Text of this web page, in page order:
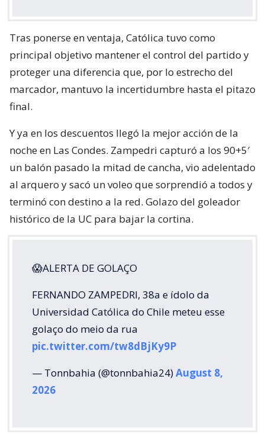
Tras ponerse en ventaja, Católica tuvo como
principal objetivo mantener el control del partido y
proteger una diferencia que, por lo estrecho del
marcador, mantuvo la incertidumbre hasta el pitazo
final.
Y ya en los descuentos llegó la mejor acción de la
noche en Las Condes. Zampedri capturó a los 90+5′
un balón pasado la mitad de cancha, vio adelentado
al arquero y sacó un voleo que sorprendió a todos y
terminó con destino a la red. Golazo del goleador
histórico de la UC para bajar la cortina.
😱ALERTA DE GOLAÇO
FERNANDO ZAMPEDRI, 38a e ídolo da
Universidad Católica do Chile meteu esse
golaço do meio da rua
pic.twitter.com/tw8dBjKy9P
— Tonnbahia (@tonnbahia24)August 8,
2026